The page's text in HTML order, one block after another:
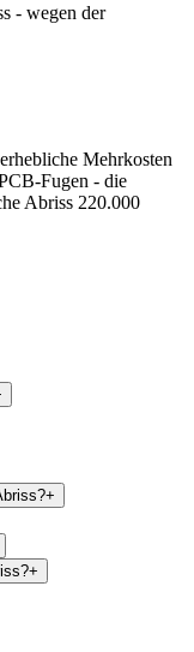
- wegen der
Mehrkosten
Fugen - die
Abriss 220.000
+
+